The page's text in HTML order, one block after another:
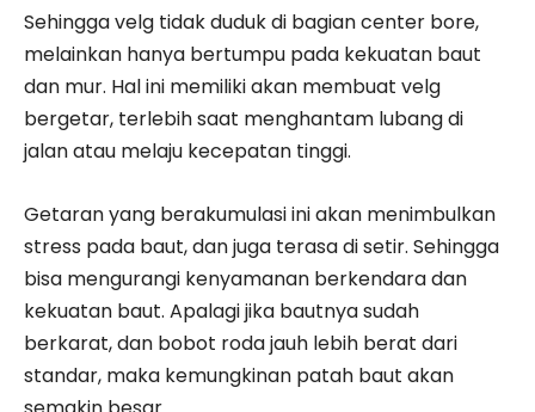
Sehingga velg tidak duduk di bagian center bore,
melainkan hanya bertumpu pada kekuatan baut
dan mur. Hal ini memiliki akan membuat velg
bergetar, terlebih saat menghantam lubang di
jalan atau melaju kecepatan tinggi.
Getaran yang berakumulasi ini akan menimbulkan
stress pada baut, dan juga terasa di setir. Sehingga
bisa mengurangi kenyamanan berkendara dan
kekuatan baut. Apalagi jika bautnya sudah
berkarat, dan bobot roda jauh lebih berat dari
standar, maka kemungkinan patah baut akan